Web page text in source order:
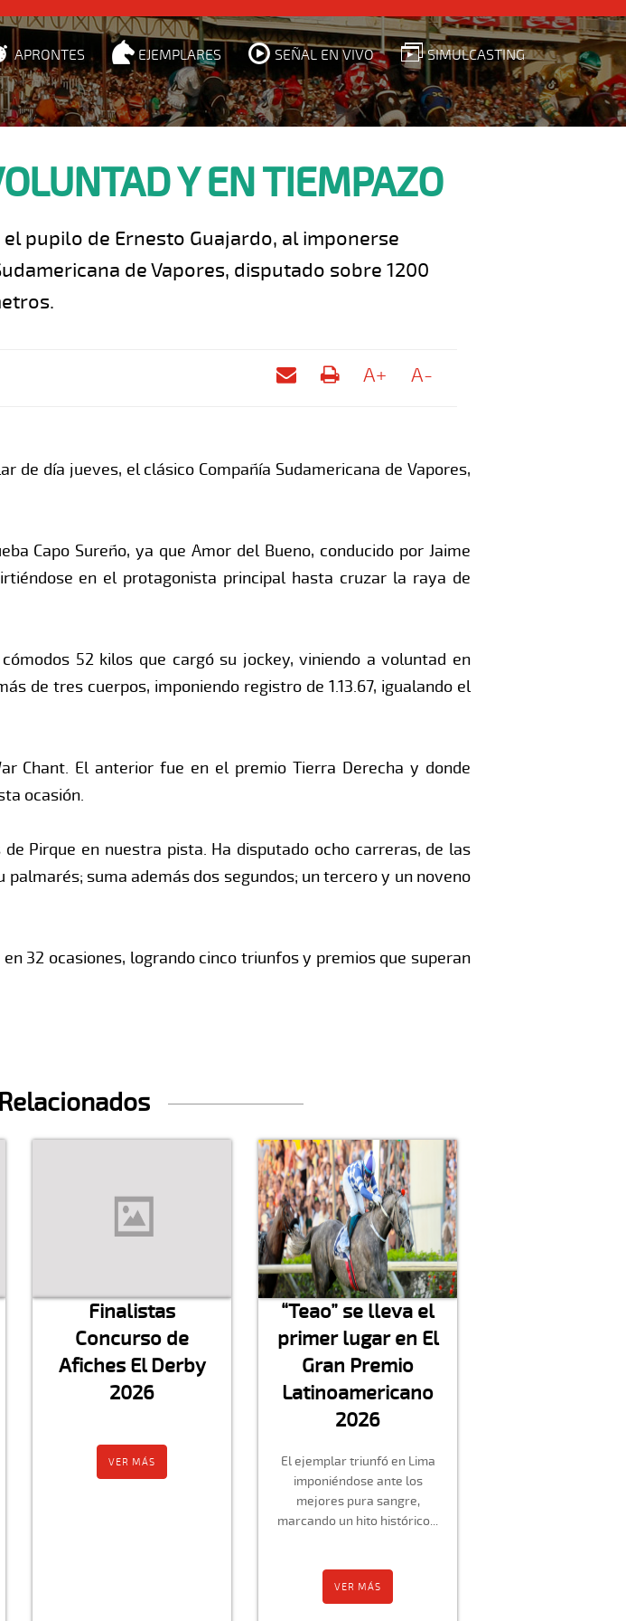
APRONTES EJEMPLARES SEÑAL EN VIVO SIMULCASTING
Y EN TIEMPAZO
pupilo de Ernesto Guajardo, al imponerse
de Vapores, disputado sobre 1200
A+ A-
de día jueves, el clásico Compañía Sudamericana de Vapores,
Capo Sureño, ya que Amor del Bueno, conducido por Jaime
en el protagonista principal hasta cruzar la raya de
52 kilos que cargó su jockey, viniendo a voluntad en
de tres cuerpos, imponiendo registro de 1.13.67, igualando el
Chant. El anterior fue en el premio Tierra Derecha y donde
ocasión.
Pirque en nuestra pista. Ha disputado ocho carreras, de las
suma además dos segundos; un tercero y un noveno
32 ocasiones, logrando cinco triunfos y premios que superan
Finalistas
Concurso de
Afiches El Derby
2026
VER MÁS
“Teao” se lleva el
primer lugar en El
Gran Premio
Latinoamericano
2026
El ejemplar triunfó en Lima
imponiéndose ante los
mejores pura sangre,
marcando un hito histórico...
VER MÁS